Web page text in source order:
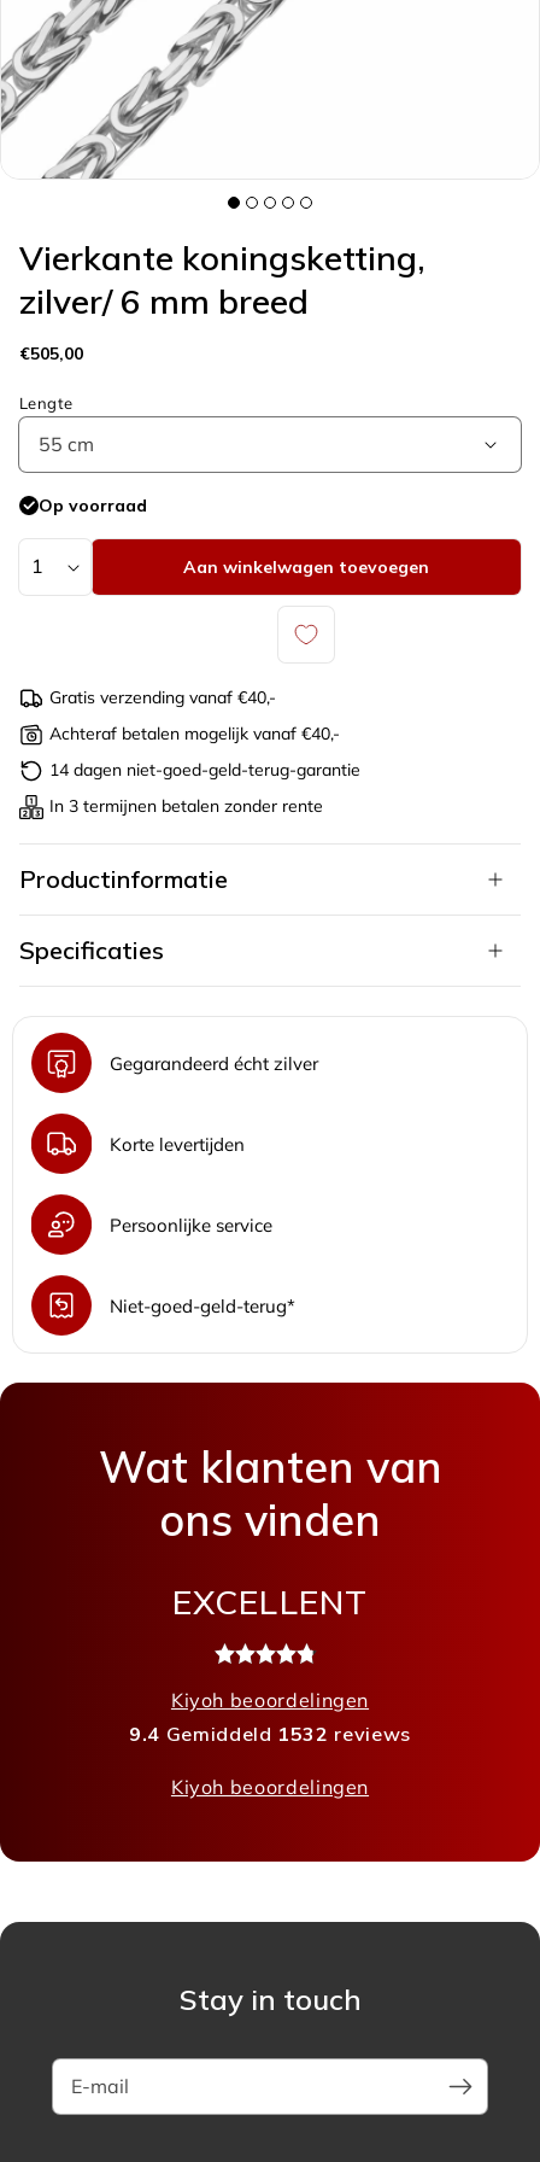
galerieweergave
Vierkante koningsketting,
zilver/ 6 mm breed
Normale
€505,00
Lengte
Op voorraad
Aantal
Aan winkelwagen toevoegen
Gratis verzending vanaf €40,-
Achteraf betalen mogelijk vanaf €40,-
14 dagen niet-goed-geld-terug-garantie
In 3 termijnen betalen zonder rente
Productinformatie
Specificaties
Gegarandeerd écht zilver
Korte levertijden
Persoonlijke service
Niet-goed-geld-terug*
Wat klanten van
ons vinden
EXCELLENT
Kiyoh beoordelingen
9.4 Gemiddeld 1532 reviews
Kiyoh beoordelingen
Stay in touch
E-mail